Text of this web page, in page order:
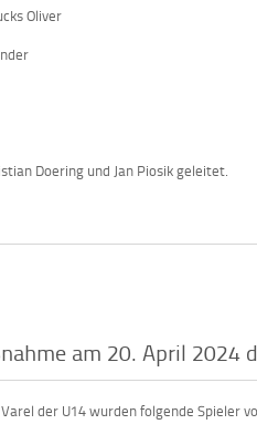
Oliver
Doering und Jan Piosik geleitet.
am 20. April 2024
der U14 wurden folgende Spieler